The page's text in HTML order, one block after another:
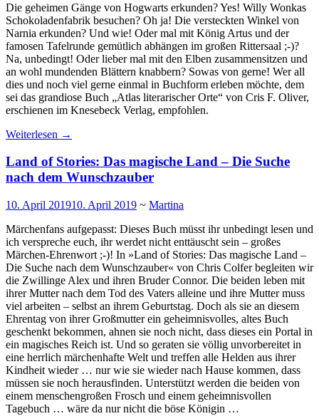
Die geheimen Gänge von Hogwarts erkunden? Yes! Willy Wonkas
Schokoladenfabrik besuchen? Oh ja! Die versteckten Winkel von
Narnia erkunden? Und wie! Oder mal mit König Artus und der
famosen Tafelrunde gemütlich abhängen im großen Rittersaal ;-)?
Na, unbedingt! Oder lieber mal mit den Elben zusammensitzen und
an wohl mundenden Blättern knabbern? Sowas von gerne! Wer all
dies und noch viel gerne einmal in Buchform erleben möchte, dem
sei das grandiose Buch „Atlas literarischer Orte“ von Cris F. Oliver,
erschienen im Knesebeck Verlag, empfohlen.
Weiterlesen →
Land of Stories: Das magische Land – Die Suche
nach dem Wunschzauber
10. April 201910. April 2019 ~ Martina
Märchenfans aufgepasst: Dieses Buch müsst ihr unbedingt lesen und
ich verspreche euch, ihr werdet nicht enttäuscht sein – großes
Märchen-Ehrenwort ;-)! In »Land of Stories: Das magische Land –
Die Suche nach dem Wunschzauber« von Chris Colfer begleiten wir
die Zwillinge Alex und ihren Bruder Connor. Die beiden leben mit
ihrer Mutter nach dem Tod des Vaters alleine und ihre Mutter muss
viel arbeiten – selbst an ihrem Geburtstag. Doch als sie an diesem
Ehrentag von ihrer Großmutter ein geheimnisvolles, altes Buch
geschenkt bekommen, ahnen sie noch nicht, dass dieses ein Portal in
ein magisches Reich ist. Und so geraten sie völlig unvorbereitet in
eine herrlich märchenhafte Welt und treffen alle Helden aus ihrer
Kindheit wieder … nur wie sie wieder nach Hause kommen, dass
müssen sie noch herausfinden. Unterstützt werden die beiden von
einem menschengroßen Frosch und einem geheimnisvollen
Tagebuch … wäre da nur nicht die böse Königin …